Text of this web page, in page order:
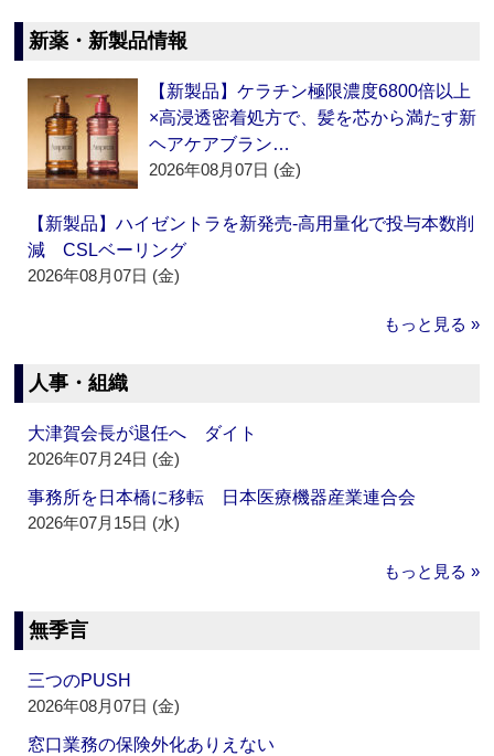
新薬・新製品情報
【新製品】ケラチン極限濃度6800倍以上
×高浸透密着処方で、髪を芯から満たす新
ヘアケアブラン…
2026年08月07日 (金)
【新製品】ハイゼントラを新発売‐高用量化で投与本数削
減 CSLベーリング
2026年08月07日 (金)
もっと見る »
人事・組織
大津賀会長が退任へ ダイト
2026年07月24日 (金)
事務所を日本橋に移転 日本医療機器産業連合会
2026年07月15日 (水)
もっと見る »
無季言
三つのPUSH
2026年08月07日 (金)
窓口業務の保険外化ありえない